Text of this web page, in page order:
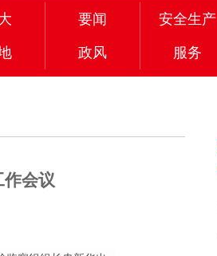
要闻 安全生产
政风 服务
作会议